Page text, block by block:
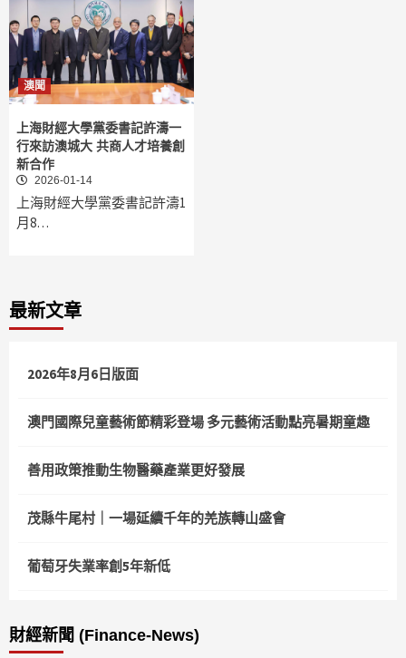
澳聞
上海財經大學黨委書記許濤一
行來訪澳城大 共商人才培養創
新合作
2026-01-14
上海財經大學黨委書記許濤1
月8…
最新文章
2026年8月6日版面
澳門國際兒童藝術節精彩登場 多元藝術活動點亮暑期童趣
善用政策推動生物醫藥產業更好發展
茂縣牛尾村｜一場延續千年的羌族轉山盛會
葡萄牙失業率創5年新低
財經新聞 (Finance-News)